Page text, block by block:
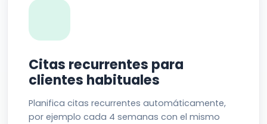
Citas recurrentes para
clientes habituales
Planifica citas recurrentes automáticamente,
por ejemplo cada 4 semanas con el mismo